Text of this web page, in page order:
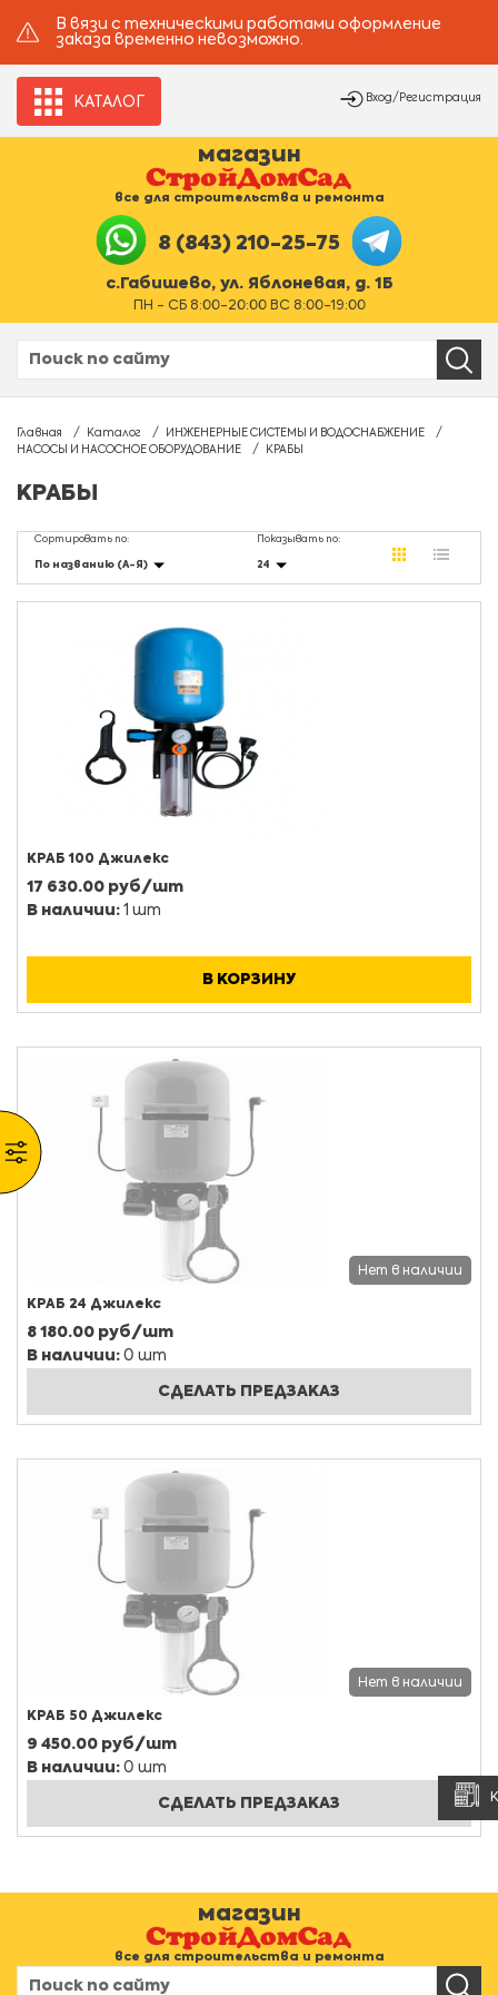
В вязи с техническими работами оформление
заказа временно невозможно.
КАТАЛОГ Вход/Регистрация
магазин
все для строительства и ремонта
8 (843) 210-25-75
с.Габишево, ул. Яблоневая, д. 1Б
ПН - СБ 8:00-20:00 ВС 8:00-19:00
Главная Каталог
ИНЖЕНЕРНЫЕ СИСТЕМЫ И ВОДОСНАБЖЕНИЕ
НАСОСЫ И НАСОСНОЕ ОБОРУДОВАНИЕ
КРАБЫ
КРАБЫ
Сортировать по:
По названию (А-Я)
Показывать по:
24
КРАБ 100 Джилекс
17 630.00 руб/шт
В наличии: 1 шт
В КОРЗИНУ
Нет в наличии
КРАБ 24 Джилекс
8 180.00 руб/шт
В наличии: 0 шт
СДЕЛАТЬ ПРЕДЗАКАЗ
Нет в наличии
КРАБ 50 Джилекс
9 450.00 руб/шт
В наличии: 0 шт
СДЕЛАТЬ ПРЕДЗАКАЗ
магазин
все для строительства и ремонта